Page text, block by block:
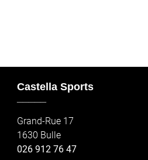
Castella Sports
Grand-Rue 17
1630 Bulle
026 912 76 47